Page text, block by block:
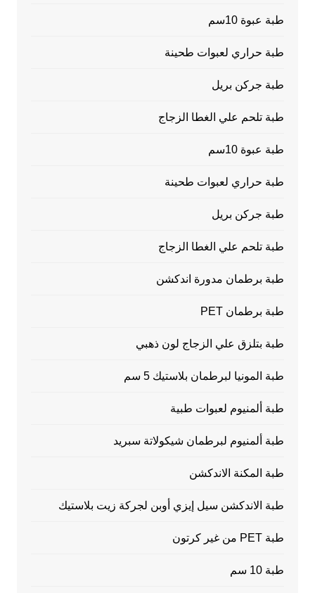
طبة عبوة 10سم
طبة حراري لعبوات طحينة
طبة جركن بريل
طبة تلحم علي الغطا الزجاج
طبة عبوة 10سم
طبة حراري لعبوات طحينة
طبة جركن بريل
طبة تلحم علي الغطا الزجاج
طبة برطمان مدورة اندكشن
طبة برطمان PET
طبة بتلزق علي الزجاج لون ذهبي
طبة المونيا لبرطمان بلاستيك 5 سم
طبة ألمنيوم لعبوات طبية
طبة ألمنيوم لبرطمان شيكولاتة سبريد
طبة المكنة الاندكشن
طبة الاندكشن سيل إيزي أوبن لجركة زيت بلاستيك
طبة PET من غير كرتون
طبة 10 سم